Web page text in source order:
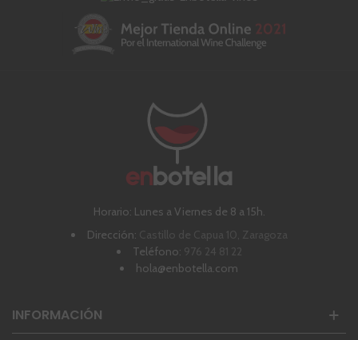
Horario: Lunes a Viernes de 8 a 15h.
Dirección: Castillo de Capua 10, Zaragoza
Teléfono: 976 24 81 22
hola@enbotella.com
INFORMACIÓN